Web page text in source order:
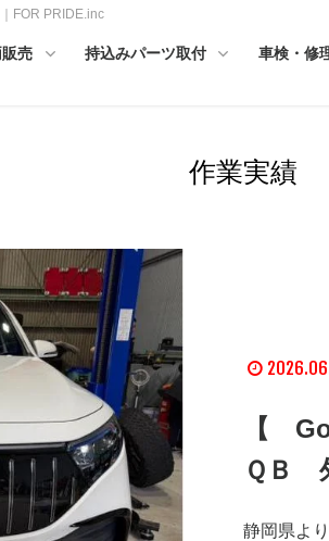
FOR PRIDE.inc
売 持込みパーツ取付 車検・修
作業実績
【
ＱＢ
静岡県よ